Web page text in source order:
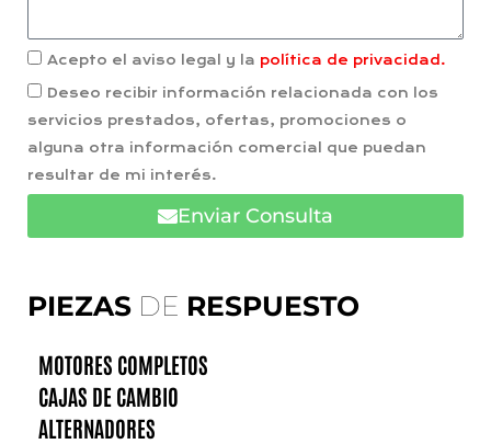
PIEZAS DE RESPUESTO
MOTORES COMPLETOS
CAJAS DE CAMBIO
ALTERNADORES
Acepto el aviso legal y la política de privacidad.
Deseo recibir información relacionada con los
servicios prestados, ofertas, promociones o
alguna otra información comercial que puedan
resultar de mi interés.
Enviar Consulta